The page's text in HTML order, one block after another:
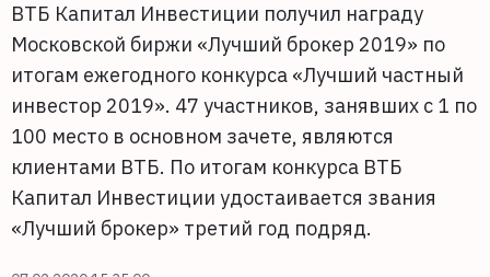
ВТБ Капитал Инвестиции получил награду
Московской биржи «Лучший брокер 2019» по
итогам ежегодного конкурса «Лучший частный
инвестор 2019». 47 участников, занявших с 1 по
100 место в основном зачете, являются
клиентами ВТБ. По итогам конкурса ВТБ
Капитал Инвестиции удостаивается звания
«Лучший брокер» третий год подряд.